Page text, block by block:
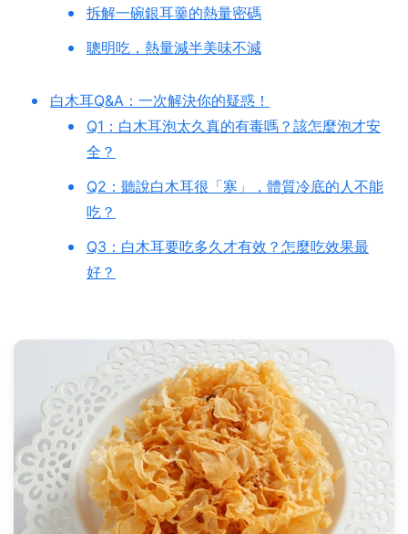
拆解一碗銀耳羹的熱量密碼
聰明吃，熱量減半美味不減
白木耳Q&A：一次解決你的疑惑！
Q1：白木耳泡太久真的有毒嗎？該怎麼泡才安
全？
Q2：聽說白木耳很「寒」，體質冷底的人不能
吃？
Q3：白木耳要吃多久才有效？怎麼吃效果最
好？